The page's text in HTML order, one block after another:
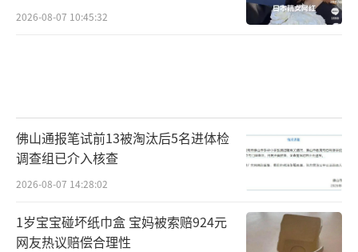
2026-08-07 10:45:32
佛山通报笔试前13被淘汰后5名进体检
调查组已介入核查
2026-08-07 14:28:02
1岁宝宝碰坏纸巾盒 宝妈被索赔924元
网友热议赔偿合理性